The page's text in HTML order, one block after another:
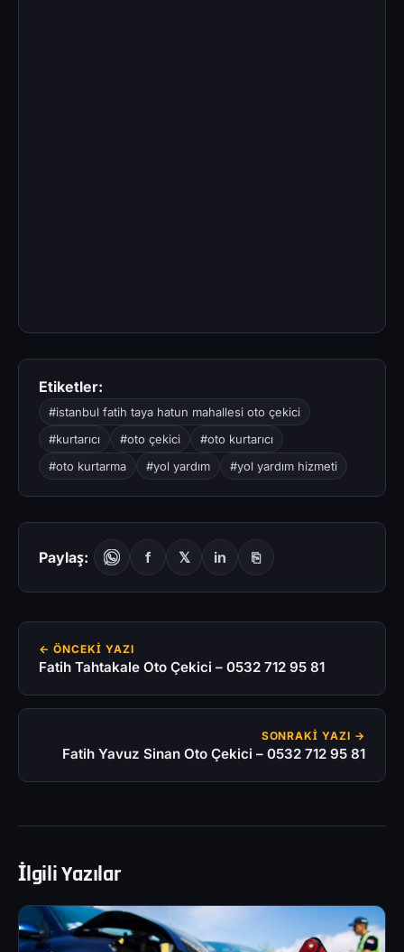
Etiketler:
#istanbul fatih taya hatun mahallesi oto çekici
#kurtarıcı
#oto çekici
#oto kurtarıcı
#oto kurtarma
#yol yardım #yol yardım hizmeti
Paylaş: f 𝕏 in ⎘
← ÖNCEKI YAZI
Fatih Tahtakale Oto Çekici – 0532 712 95 81
SONRAKI YAZI →
Fatih Yavuz Sinan Oto Çekici – 0532 712 95 81
İlgili Yazılar